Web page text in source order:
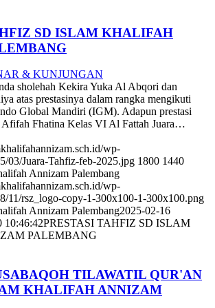
SD ISLAM KHALIFAH
& KUNJUNGAN
sholehah Kekira Yuka Al Abqori dan
atas prestasinya dalam rangka mengikuti
Global Mandiri (IGM). Adapun prestasi
Fhatina Kelas VI Al Fattah Juara…
wp-
03/Juara-Tahfiz-feb-2025.jpg 1800 1440
Annizam Palembang
wp-
11/rsz_logo-copy-1-300x100-1-300x100.png
Annizam Palembang2025-02-16
10:46:42PRESTASI TAHFIZ SD ISLAM
PALEMBANG
TILAWATIL QUR'AN
KHALIFAH ANNIZAM